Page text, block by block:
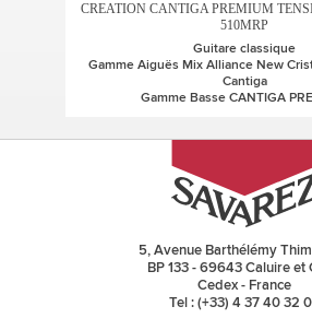
CREATION CANTIGA PREMIUM
510MRP
Guitare classique
Gamme Aiguës Mix Alliance New
Cantiga
Gamme Basse CANTIGA
5, Avenue Barthélémy
BP 133 - 69643 Caluire et
Cedex - France
Tel : (+33) 4 37 40 32